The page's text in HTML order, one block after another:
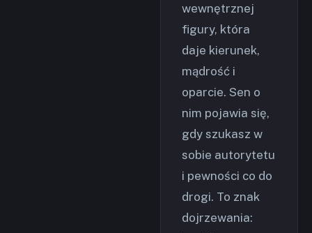
wewnętrznej
figury, która
daje kierunek,
mądrość i
oparcie. Sen o
nim pojawia się,
gdy szukasz w
sobie autorytetu
i pewności co do
drogi. To znak
dojrzewania: